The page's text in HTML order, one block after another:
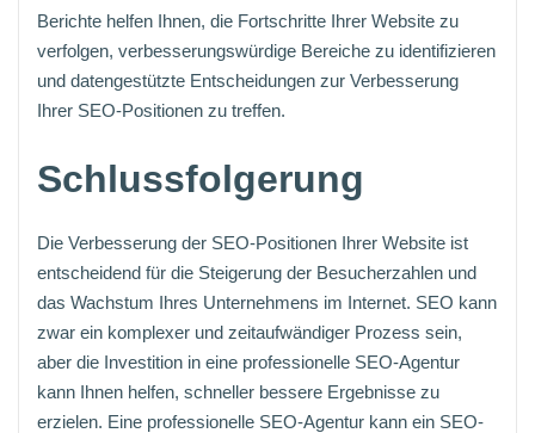
Berichte helfen Ihnen, die Fortschritte Ihrer Website zu
verfolgen, verbesserungswürdige Bereiche zu identifizieren
und datengestützte Entscheidungen zur Verbesserung
Ihrer SEO-Positionen zu treffen.
Schlussfolgerung
Die Verbesserung der SEO-Positionen Ihrer Website ist
entscheidend für die Steigerung der Besucherzahlen und
das Wachstum Ihres Unternehmens im Internet. SEO kann
zwar ein komplexer und zeitaufwändiger Prozess sein,
aber die Investition in eine professionelle SEO-Agentur
kann Ihnen helfen, schneller bessere Ergebnisse zu
erzielen. Eine professionelle SEO-Agentur kann ein SEO-